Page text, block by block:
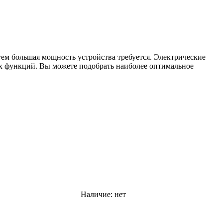
большая мощность устройства требуется. Электрические
Вы можете подобрать наиболее оптимальное
Наличие: нет